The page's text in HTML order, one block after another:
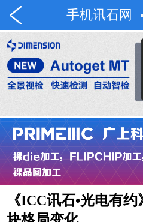
手机讯石网
《ICC讯石•光电有